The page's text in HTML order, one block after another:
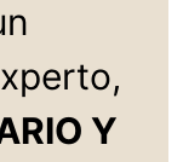
Y